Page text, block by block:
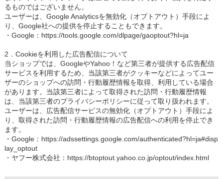
るものではございません。
ユーザーは、Google Analyticsを無効化（オプトアウト）手段によ
り、Google社への提供を停止することもできます。
・Google：https://tools.google.com/dlpage/gaoptout?hl=ja
2．Cookieを利用した広告配信について
当ショップでは、GoogleやYahoo！など第三者が提供する広告配信
サービスを利用するため、当該第三者がクッキーなどによってユー
ザーのショップへの訪問・行動履歴情報を取得、利用している場合
があります。当該第三者によって取得された訪問・行動履歴情報
は、当該第三者のプライバシーポリシーに従って取り扱われます。
ユーザーは、広告配信サービスの無効化（オプトアウト）手段によ
り、取得された訪問・行動履歴情報の広告配信への利用を停止でき
ます。
・Google：https://adssettings.google.com/authenticated?hl=ja#disp
lay_optout
・ヤフー株式会社：https://btoptout.yahoo.co.jp/optout/index.html